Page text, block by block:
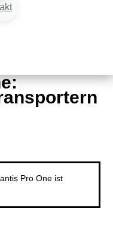
Pro One ist